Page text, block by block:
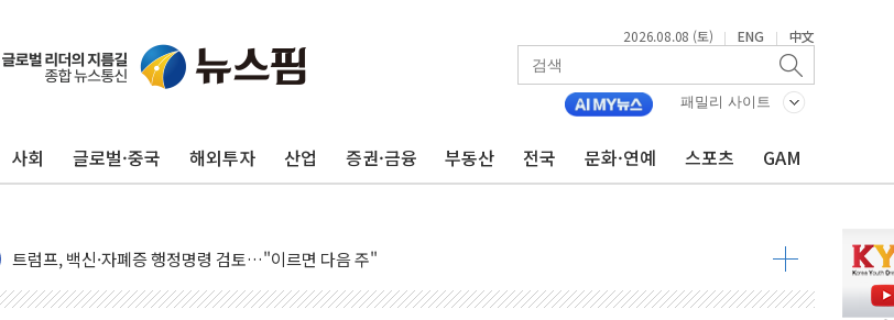
2026.08.08 (토) | ENG | 中文
패밀리 사이트
사회 글로벌·중국 해외투자 산업 증권·금융 부동산 전국 문화·연예 스포츠 GAM
뉴욕증시, 고용 쇼크에 금리 인상 우려 후퇴…S&P500 최고치
트럼프, 쿡 연준 이사 해임 재추진…"26일까지 의혹 소명" 요구
미 연준 매파 기세 꺾이나…고용 감소에 9월 동결 전망 우세
[종합] 이슬람 수니파 3국, '공동방위협정' 체결… 이스라엘·이란 위협에 맞설 자체 억지력 강화
美 항소법원, 백악관 무도회장 공사 중단 명령…트럼프 제동
이란 핵심 원유 수출항 '하르그섬', 최근 1주일 이상 '올스톱'… 美 해상봉쇄 영향